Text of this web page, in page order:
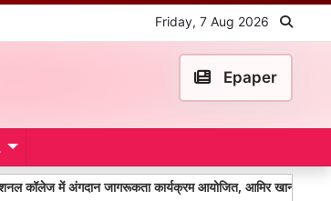
Friday, 7 Aug 2026
Epaper
जागरूकता कार्यक्रम आयोजित, आमिर खान और डॉ. निरंजन